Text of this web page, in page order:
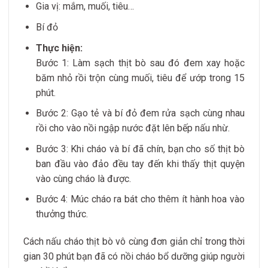
Gia vị: mắm, muối, tiêu…
Bí đỏ
Thực hiện:
Bước 1: Làm sạch thịt bò sau đó đem xay hoặc
băm nhỏ rồi trộn cùng muối, tiêu để ướp trong 15
phút.
Bước 2: Gạo tẻ và bí đỏ đem rửa sạch cùng nhau
rồi cho vào nồi ngập nước đặt lên bếp nấu nhừ.
Bước 3: Khi cháo và bí đã chín, bạn cho số thịt bò
ban đầu vào đảo đều tay đến khi thấy thịt quyện
vào cùng cháo là được.
Bước 4: Múc cháo ra bát cho thêm ít hành hoa vào
thưởng thức.
Cách nấu cháo thịt bò vô cùng đơn giản chỉ trong thời
gian 30 phút bạn đã có nồi cháo bổ dưỡng giúp người